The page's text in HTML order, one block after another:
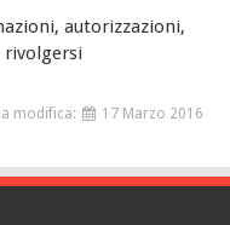
autorizzazioni,
modifica: 17 Marzo 2016